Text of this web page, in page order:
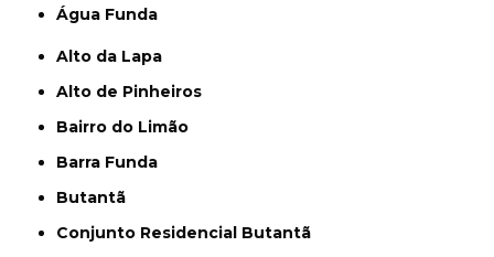
Água Funda
Alto da Lapa
Alto de Pinheiros
Bairro do Limão
Barra Funda
Butantã
Conjunto Residencial Butantã